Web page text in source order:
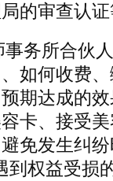
的审查认
务所合伙
如何收费
期达成的
卡、接受
免发生纠
到权益受损